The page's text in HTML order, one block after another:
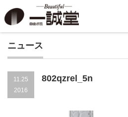
ニュース
11.25
2016
802qzrel_5n